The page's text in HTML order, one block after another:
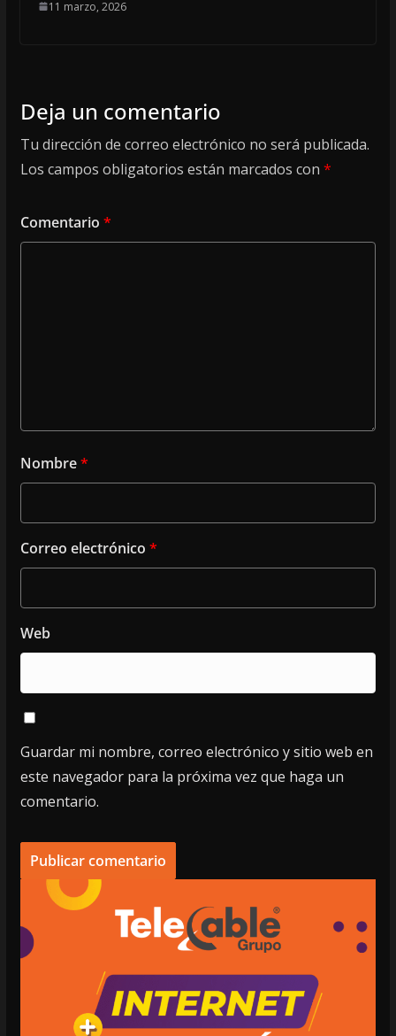
11 marzo, 2026
Deja un comentario
Tu dirección de correo electrónico no será publicada.
Los campos obligatorios están marcados con *
Comentario *
Nombre*
Correo electrónico *
Web
Guardar mi nombre, correo electrónico y sitio web en
este navegador para la próxima vez que haga un
comentario.